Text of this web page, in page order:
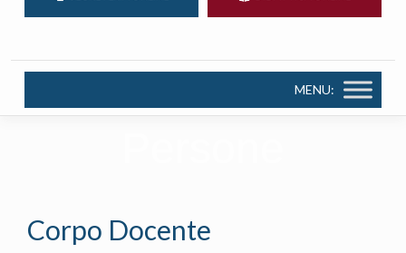
MENU:
Corpo Docente